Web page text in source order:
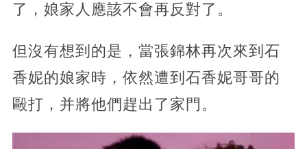
了，娘家人應該不會再反對了。
但沒有想到的是，當張錦林再次來到石
香妮的娘家時，依然遭到石香妮哥哥的
毆打，并將他們趕出了家門。